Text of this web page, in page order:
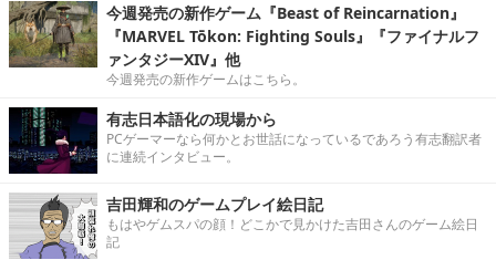
今週発売の新作ゲーム『Beast of Reincarnation』
『MARVEL Tōkon: Fighting Souls』『ファイナルフ
ァンタジーXIV』他
今週発売の新作ゲームはこちら。
有志日本語化の現場から
PCゲーマーなら何かとお世話になっているであろう有志翻訳者
に連続インタビュー。
吉田輝和のゲームプレイ絵日記
もはやゲムスパの顔！どこかで見かけた吉田さんのゲーム絵日
記